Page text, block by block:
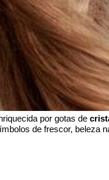
por gotas de
de frescor, beleza